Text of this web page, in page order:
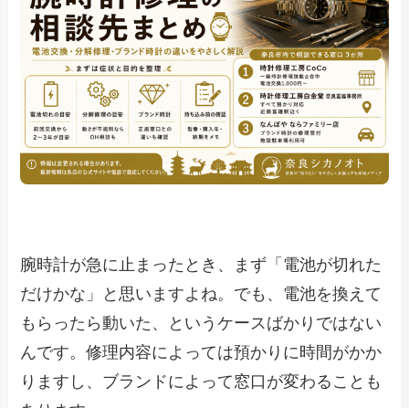
腕時計が急に止まったとき、まず「電池が切れた
だけかな」と思いますよね。でも、電池を換えて
もらったら動いた、というケースばかりではない
んです。修理内容によっては預かりに時間がかか
りますし、ブランドによって窓口が変わることも